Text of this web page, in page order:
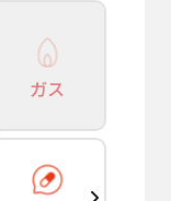
ガス